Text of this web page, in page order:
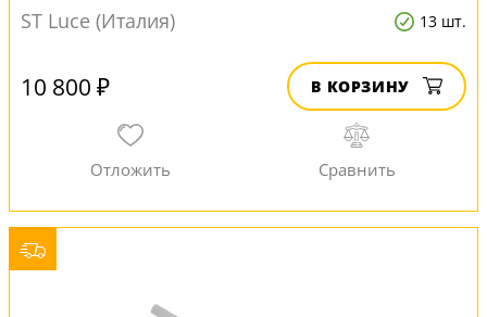
ST Luce (Италия) 13 шт.
10 800 ₽ В КОРЗИНУ